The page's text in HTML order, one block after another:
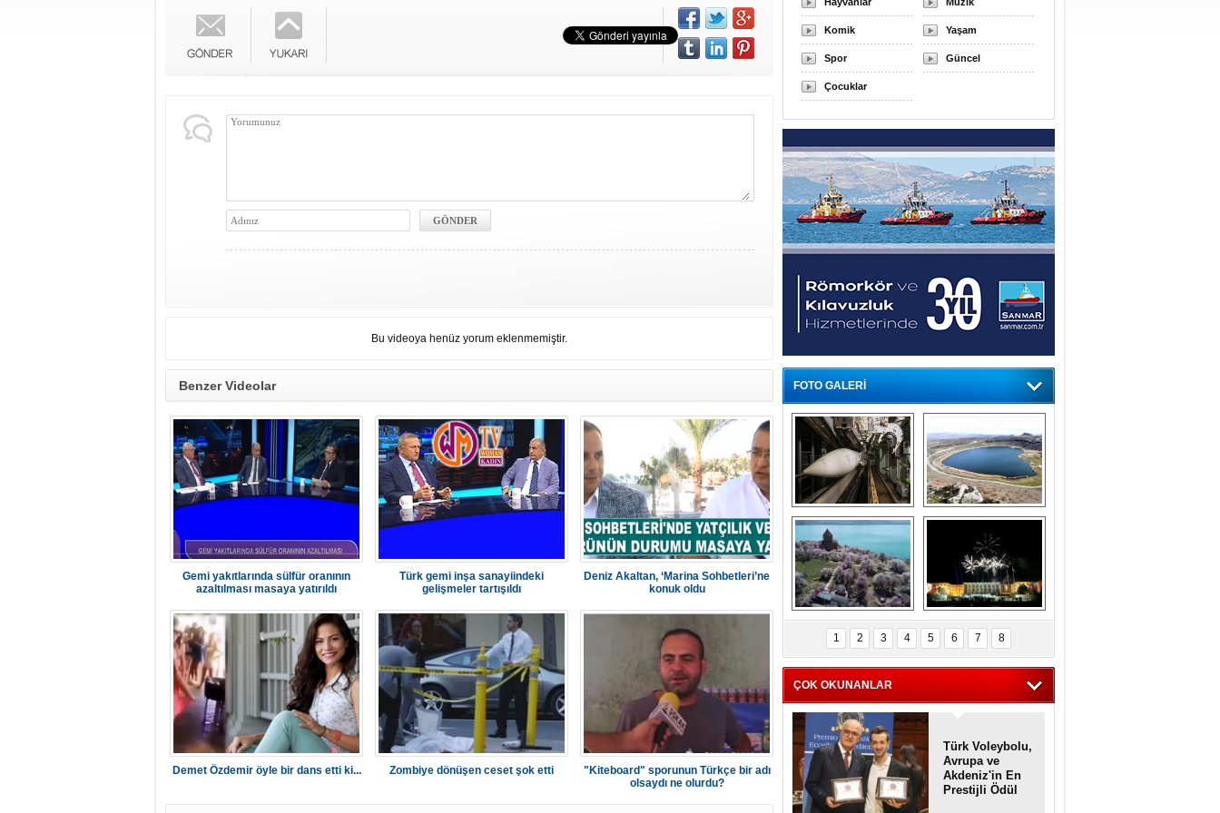
Bu videoya henüz yorum eklenmemiştir.
Benzer Videolar
Gemi yakıtlarında sülfür oranının
azaltılması masaya yatırıldı
Türk gemi inşa sanayiindeki
gelişmeler tartışıldı
Deniz Akaltan, ‘Marina Sohbetleri’ne
konuk oldu
Demet Özdemir öyle bir dans etti ki... Zombiye dönüşen ceset şok etti
"Kiteboard" sporunun Türkçe bir adı
olsaydı ne olurdu?
Komik Yaşam
Spor Güncel
Çocuklar
FOTO GALERİ
Askeri gemi
mezarlığındaki terk
edilmiş gemilerin
etkileyici
görüntüleri
Kapadokya'nın
ilkbaharda bir başka
güzel
Ziyaretçisiz kalan
Akdamar Adası
badem çiçekleri ile
görsel bir güzellik
Haftanın
fotoğrafları
1 2 3 4 5 6 7 8
ÇOK OKUNANLAR
Türk Voleybolu,
Avrupa ve
Akdeniz'in En
Prestijli Ödül